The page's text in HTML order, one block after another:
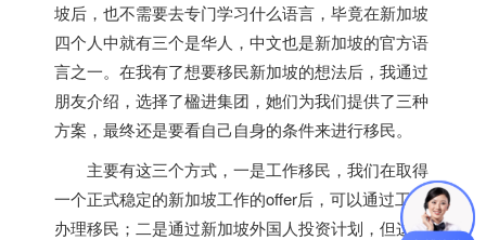
坡后，也不需要去专门学习什么语言，毕竟在新加坡
四个人中就有三个是华人，中文也是新加坡的官方语
言之一。在我有了想要移民新加坡的想法后，我通过
朋友介绍，选择了楹进集团，她们为我们提供了三种
方案，最终还是要看自己自身的条件来进行移民。
主要有这三个方式，一是工作移民，我们在取得
一个正式稳定的新加坡工作的offer后，可以通过工作
办理移民；二是通过新加坡外国人投资计划，但这个